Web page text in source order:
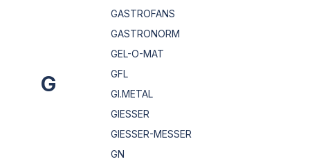
G
GASTROFANS
GASTRONORM
GEL-O-MAT
GFL
GI.METAL
GIESSER
GIESSER-MESSER
GN